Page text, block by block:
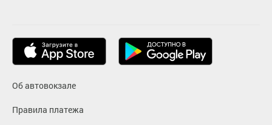
Об автовокзале
Правила платежа